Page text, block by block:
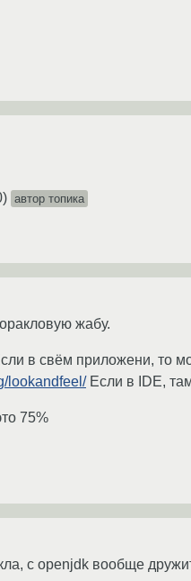
) автор топика
жабу.
в свём приложени, то
lookandfeel/Если в IDE,
75%
с openjdk вообще